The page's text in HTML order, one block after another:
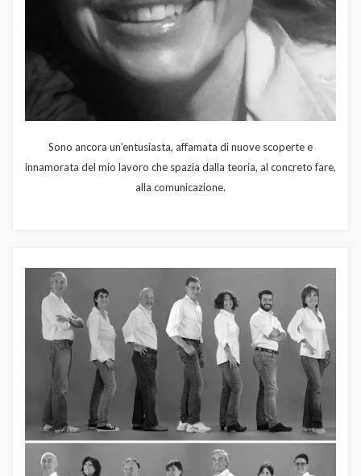
Sono ancora un’entusiasta, affamata di nuove scoperte e
innamorata del mio lavoro che spazia dalla teoria, al concreto fare,
alla comunicazione.